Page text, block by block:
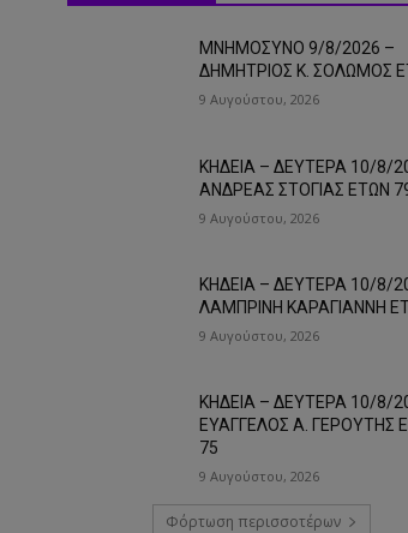
ΜΝΗΜΟΣΥΝΟ 9/8/2026 –
ΔΗΜΗΤΡΙΟΣ Κ. ΣΟΛΩΜΟΣ
9 Αυγούστου, 2026
ΚΗΔΕΙΑ – ΔΕΥΤΕΡΑ 10/8/
ΑΝΔΡΕΑΣ ΣΤΟΓΙΑΣ ΕΤΩΝ
9 Αυγούστου, 2026
ΚΗΔΕΙΑ – ΔΕΥΤΕΡΑ 10/8/
ΛΑΜΠΡΙΝΗ ΚΑΡΑΓΙΑΝΝΗ
9 Αυγούστου, 2026
ΚΗΔΕΙΑ – ΔΕΥΤΕΡΑ 10/8/
ΕΥΑΓΓΕΛΟΣ Α. ΓΕΡΟΥΤΗΣ
75
9 Αυγούστου, 2026
Φόρτωση περισσοτέρων